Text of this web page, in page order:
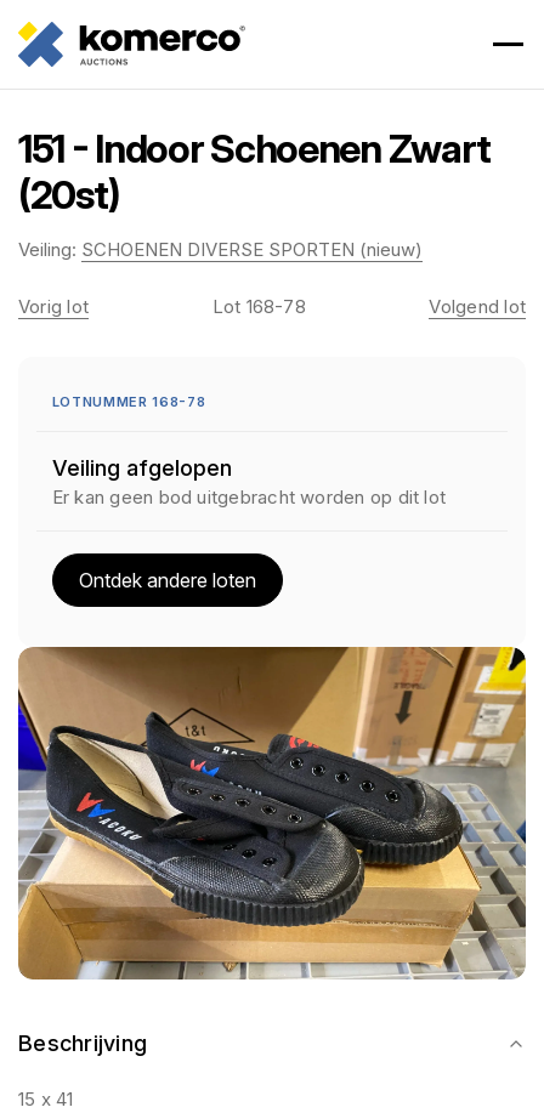
151 - Indoor Schoenen Zwart
(20st)
Veiling: SCHOENEN DIVERSE SPORTEN (nieuw)
Beschrijving
15 x 41
Vorig lot Lot 168-78 Volgend lot
LOTNUMMER 168-78
Veiling afgelopen
Er kan geen bod uitgebracht worden op dit lot
Ontdek andere loten